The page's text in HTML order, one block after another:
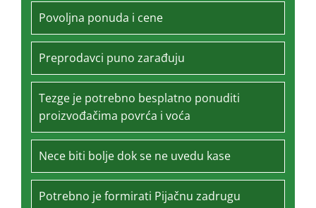
Povoljna ponuda i cene
Preprodavci puno zarađuju
Tezge je potrebno besplatno ponuditi
proizvođačima povrća i voća
Nece biti bolje dok se ne uvedu kase
Potrebno je formirati Pijačnu zadrugu